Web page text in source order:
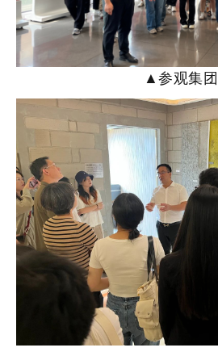
▲参观集团